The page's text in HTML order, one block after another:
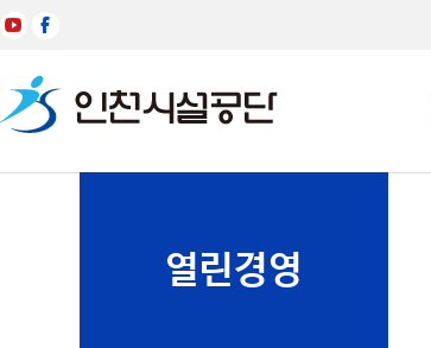
열린경영